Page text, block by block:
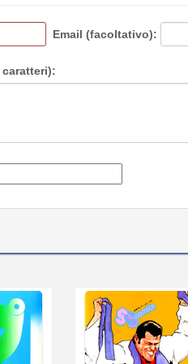
Email (facoltativo):
caratteri):